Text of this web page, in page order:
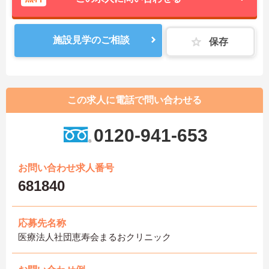
施設見学のご相談 保存
この求人に電話で問い合わせる
0120-941-653
お問い合わせ求人番号
681840
応募先名称
医療法人社団恵寿会まるおクリニック